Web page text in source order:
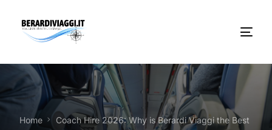
Home
Coach Hire 2026: Why is Berardi Viaggi the Best
Chi Siamo
Noleggio